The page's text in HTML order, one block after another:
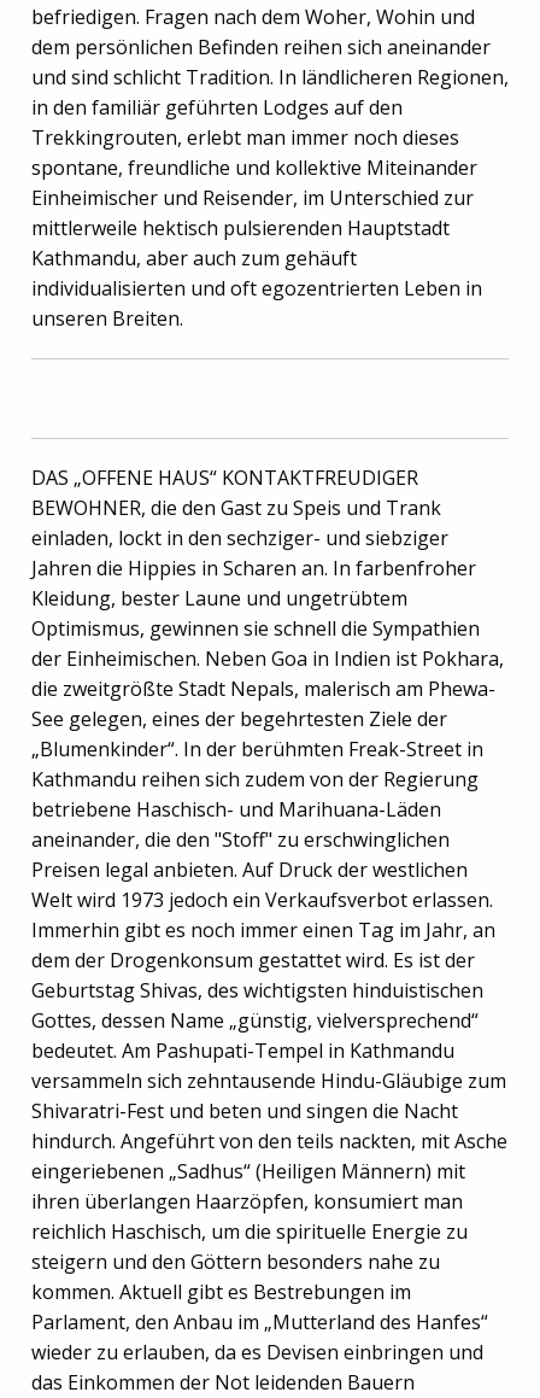
befriedigen. Fragen nach dem Woher, Wohin und
dem persönlichen Befinden reihen sich aneinander
und sind schlicht Tradition. In ländlicheren Regionen,
in den familiär geführten Lodges auf den
Trekkingrouten, erlebt man immer noch dieses
spontane, freundliche und kollektive Miteinander
Einheimischer und Reisender, im Unterschied zur
mittlerweile hektisch pulsierenden Hauptstadt
Kathmandu, aber auch zum gehäuft
individualisierten und oft egozentrierten Leben in
unseren Breiten.
DAS „OFFENE HAUS“ KONTAKTFREUDIGER
BEWOHNER, die den Gast zu Speis und Trank
einladen, lockt in den sechziger- und siebziger
Jahren die Hippies in Scharen an. In farbenfroher
Kleidung, bester Laune und ungetrübtem
Optimismus, gewinnen sie schnell die Sympathien
der Einheimischen. Neben Goa in Indien ist Pokhara,
die zweitgrößte Stadt Nepals, malerisch am Phewa-
See gelegen, eines der begehrtesten Ziele der
„Blumenkinder“. In der berühmten Freak-Street in
Kathmandu reihen sich zudem von der Regierung
betriebene Haschisch- und Marihuana-Läden
aneinander, die den "Stoff" zu erschwinglichen
Preisen legal anbieten. Auf Druck der westlichen
Welt wird 1973 jedoch ein Verkaufsverbot erlassen.
Immerhin gibt es noch immer einen Tag im Jahr, an
dem der Drogenkonsum gestattet wird. Es ist der
Geburtstag Shivas, des wichtigsten hinduistischen
Gottes, dessen Name „günstig, vielversprechend“
bedeutet. Am Pashupati-Tempel in Kathmandu
versammeln sich zehntausende Hindu-Gläubige zum
Shivaratri-Fest und beten und singen die Nacht
hindurch. Angeführt von den teils nackten, mit Asche
eingeriebenen „Sadhus“ (Heiligen Männern) mit
ihren überlangen Haarzöpfen, konsumiert man
reichlich Haschisch, um die spirituelle Energie zu
steigern und den Göttern besonders nahe zu
kommen. Aktuell gibt es Bestrebungen im
Parlament, den Anbau im „Mutterland des Hanfes“
wieder zu erlauben, da es Devisen einbringen und
das Einkommen der Not leidenden Bauern